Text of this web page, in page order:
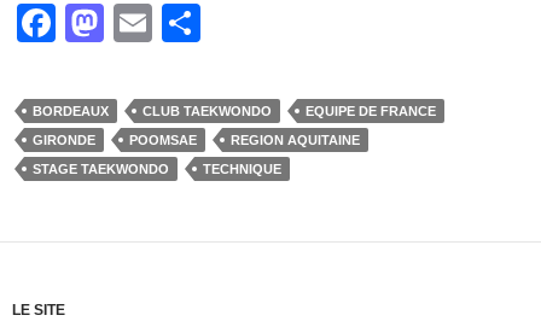
F
c
e
b
o
k
M
st
o
d
n
E
ail ta
g
er
BORDEAUX CLUB TAEKWONDO
EQUIPE DE FRANCE
GIRONDE
POOMSAE
REGION AQUITAINE
STAGE TAEKWONDO
TECHNIQUE
LE SITE